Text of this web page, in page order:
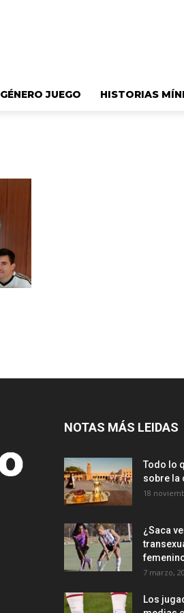
GÉNERO JUEGO HISTORIAS
NOTAS MÁS LEIDAS
Todo lo
sobre la
18
¿Saca
7 marzo,
Los